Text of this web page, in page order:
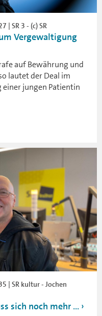
| SR 3 - (c) SR
Vergewaltigung
auf Bewährung und
lautet der Deal im
einer jungen Patientin
| SR kultur - Jochen
sich noch mehr ...